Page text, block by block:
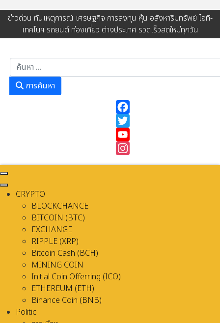
ข่าวด่วน ทันเหตุการณ์ เศรษฐกิจ การลงทุน หุ้น อสังหาริมทรัพย์ ไอที-
เทคโนฯ รถยนต์ ท่องเที่ยว ต่างประเทศ รวดเร็วสดใหม่ทุกวัน
การค้นหา
Instagram
CRYPTO
BLOCKCHANCE
BITCOIN (BTC)
EXCHANGE
RIPPLE (XRP)
Bitcoin Cash (BCH)
MINING COIN
Initial Coin Offerring (ICO)
ETHEREUM (ETH)
Binance Coin (BNB)
Politic